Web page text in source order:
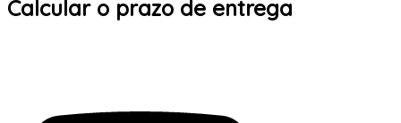
Calcular o prazo de entrega